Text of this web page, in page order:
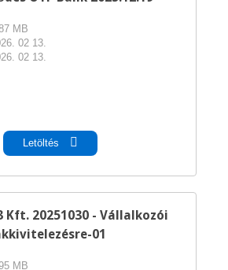
MB
02 13.
02 13.
Letöltés
Kft. 20251030 - Vállalkozói
01
MB